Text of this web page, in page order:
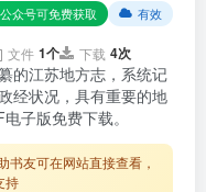
众号可免费获取 有效
文件 1个 下载 4次
的江苏地方志，系统记
经状况，具有重要的地
子版免费下载。
书友可在网站直接查看，
持